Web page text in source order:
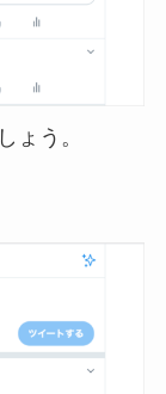
ょう。